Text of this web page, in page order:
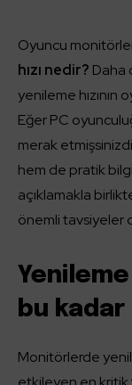
Oyuncu
hızı nedir? Daha
yenileme hızının
Eğer PC
merak
hem de pratik
açıklamakla
önemli tavsiyeler
bu kadar
Monitörlerde